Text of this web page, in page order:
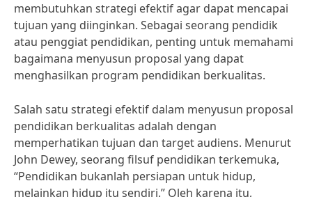
membutuhkan strategi efektif agar dapat mencapai
tujuan yang diinginkan. Sebagai seorang pendidik
atau penggiat pendidikan, penting untuk memahami
bagaimana menyusun proposal yang dapat
menghasilkan program pendidikan berkualitas.
Salah satu strategi efektif dalam menyusun proposal
pendidikan berkualitas adalah dengan
memperhatikan tujuan dan target audiens. Menurut
John Dewey, seorang filsuf pendidikan terkemuka,
“Pendidikan bukanlah persiapan untuk hidup,
melainkan hidup itu sendiri.” Oleh karena itu,